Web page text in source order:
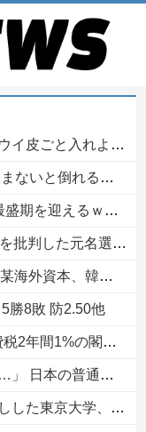
にいいんだよね〜」→ 結果…
れるグラス」発売
ｗｗｗｗｗｗｗｗｗ
から猛反発！（海外の反応）
すぎる未来予測を提示して……
8敗 防2.50他
税ゼロを公約に掲げていたが？」→ 階猛氏「
数十年先を行っていたと話題に
を垂れ流しまくった結果……